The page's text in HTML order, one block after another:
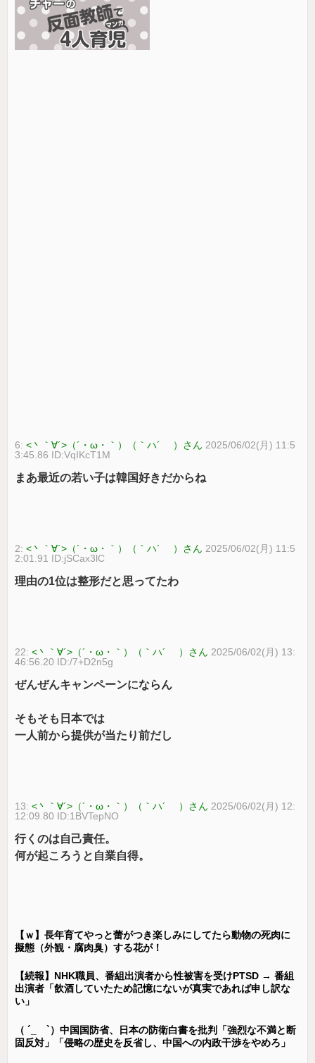
6:<丶｀∀´>（´・ω・｀）（｀ハ´ ）さん 2025/06/02(月) 11:5
3:45.86 ID:VqIKcT1M
まあ最近の若い子は韓国好きだからね
2:<丶｀∀´>（´・ω・｀）（｀ハ´ ）さん 2025/06/02(月) 11:5
2:01.91 ID:jSCax3lC
理由の1位は整形だと思ってたわ
22:<丶｀∀´>（´・ω・｀）（｀ハ´ ）さん 2025/06/02(月) 13:
46:56.20 ID:/7+D2n5g
ぜんぜんキャンペーンにならん
そもそも日本では
一人前から提供が当たり前だし
13:<丶｀∀´>（´・ω・｀）（｀ハ´ ）さん 2025/06/02(月) 12:
12:09.80 ID:1BVTepNO
行くのは自己責任。
何が起ころうと自業自得。
【ｗ】長年育てやっと蕾がつき楽しみにしてたら動物の死肉に
擬態（外観・腐肉臭）する花が！
【続報】NHK職員、番組出演者から性被害を受けPTSD → 番組
出演者「飲酒していたため記憶にないが真実であれば申し訳な
い」
（ ´_ゝ`）中国国防省、日本の防衛白書を批判「強烈な不満と断
固反対」「侵略の歴史を反省し、中国への内政干渉をやめろ」